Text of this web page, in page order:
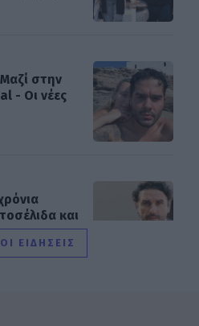
στην
- Οι νέες
και
ΕΙΔΗΣΕΙΣ